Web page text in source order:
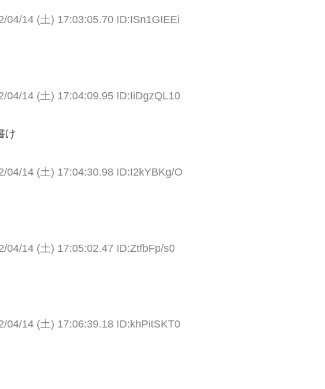
04/14 (土) 17:03:05.70 ID:ISn1GIEEi
04/14 (土) 17:04:09.95 ID:IiDgzQL10
け
04/14 (土) 17:04:30.98 ID:I2kYBKg/O
04/14 (土) 17:05:02.47 ID:ZtfbFp/s0
04/14 (土) 17:06:39.18 ID:khPitSKT0